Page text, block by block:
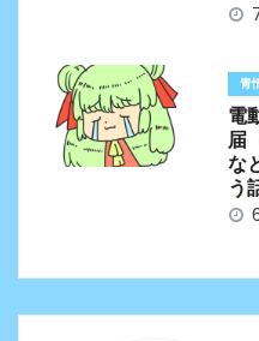
青
電
届
な
う